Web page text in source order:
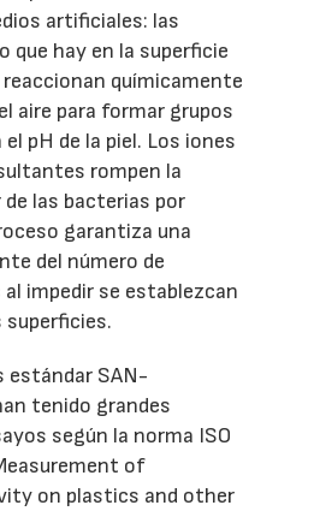
artificiales: las
que hay en la superficie
químicamente
aire para formar grupos
pH de la piel. Los iones
rompen la
las bacterias por
garantiza una
del número de
impedir se establezcan
superficies.
estándar SAN-
tenido grandes
según la norma ISO
of
on plastics and other